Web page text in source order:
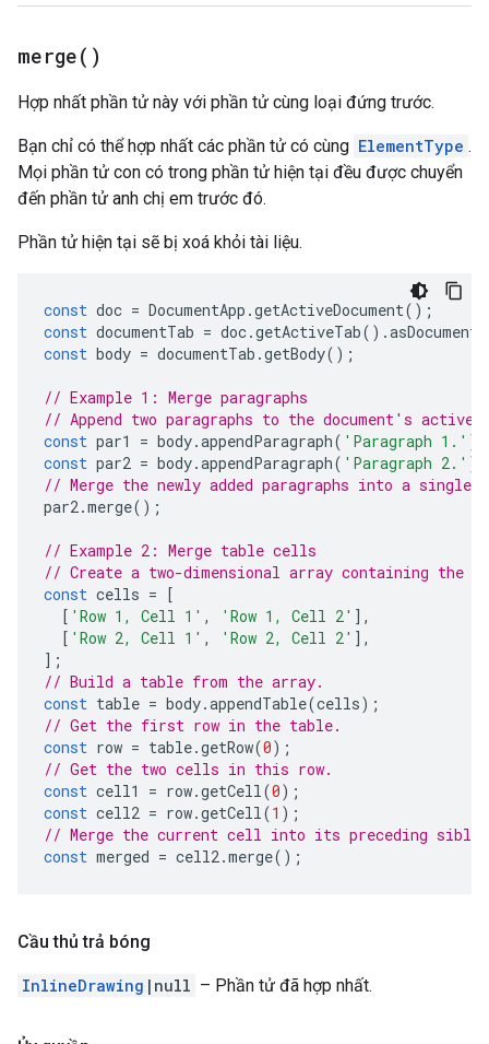
merge( )
Hợp nhất phần tử này với phần tử cùng loại đứng trước.
Bạn chỉ có thể hợp nhất các phần tử có cùng ElementType .
Mọi phần tử con có trong phần tử hiện tại đều được chuyển
đến phần tử anh chị em trước đó.
Phần tử hiện tại sẽ bị xoá khỏi tài liệu.
const doc = DocumentApp .getActiveDocument();
const documentTab = doc.getActiveTab().
const body = documentTab .getBody();
// Example 1: Merge paragraphs
// Append two paragraphs to the document's active
const par1 = body.appendParagraph( 'Paragraph 1.' );
const par2 = body.appendParagraph( 'Paragraph 2.' );
// Merge the newly added paragraphs into a single
par2.merge();
// Example 2: Merge table cells
// Create a two-dimensional array containing the
const cells = [
[ 'Row 1, Cell 1' , 'Row 1, Cell 2' ],
[ 'Row 2, Cell 1' , 'Row 2, Cell 2' ],
];
// Build a table from the array.
const table = body.appendTable(cells);
// Get the first row in the table.
const row = table.getRow(0);
// Get the two cells in this row.
const cell1 = row.getCell(0);
const cell2 = row.getCell(1 );
// Merge the current cell into its preceding
const merged = cell2.merge();
Cầu thủ trả bóng
InlineDrawing |null – Phần tử đã hợp nhất.